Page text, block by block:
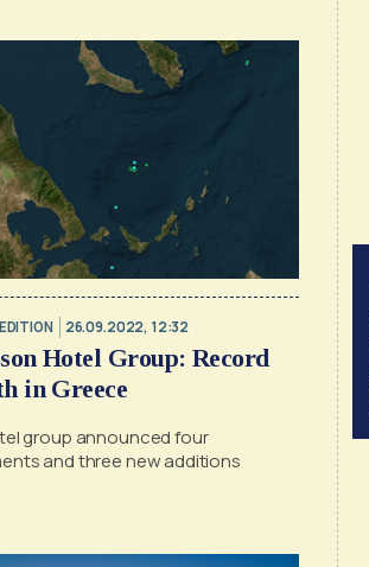
26.09.2022, 12:32
Hotel Group: Record
in Greece
group announced four
and three new additions